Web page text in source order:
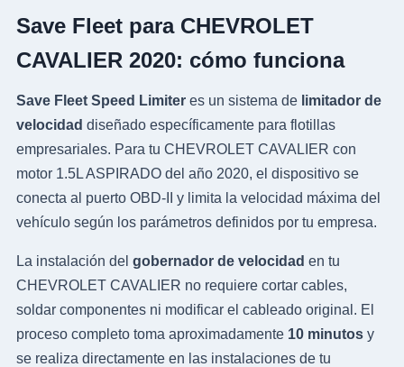
Save Fleet para CHEVROLET
CAVALIER 2020: cómo funciona
Save Fleet Speed Limiteres un sistema de limitador de
velocidad diseñado específicamente para flotillas
empresariales. Para tu CHEVROLET CAVALIER con
motor 1.5L ASPIRADO del año 2020, el dispositivo se
conecta al puerto OBD-II y limita la velocidad máxima del
vehículo según los parámetros definidos por tu empresa.
La instalación del gobernador de velocidad en tu
CHEVROLET CAVALIER no requiere cortar cables,
soldar componentes ni modificar el cableado original. El
proceso completo toma aproximadamente 10 minutosy
se realiza directamente en las instalaciones de tu